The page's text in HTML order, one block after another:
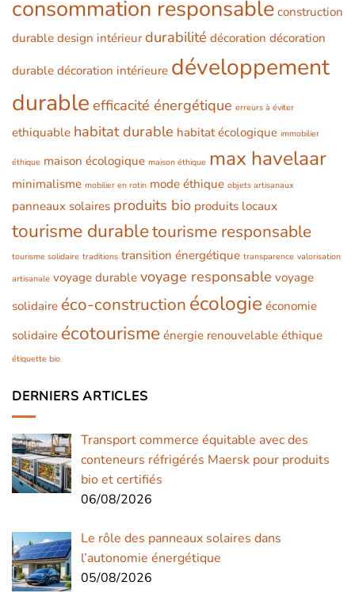
consommation responsable construction
durable design intérieur durabilité décoration décoration
durable décoration intérieure développement
durable efficacité énergétique erreurs à éviter
ethiquable habitat durable habitat écologique immobilier
éthique maison écologique maison éthique max havelaar
minimalisme mobilier en rotin mode éthique objets artisanaux
panneaux solaires produits bio produits locaux
tourisme durabletourisme responsable
tourisme solidaire traditions transition énergétique transparence valorisation
artisanale voyage durable voyage responsable voyage
solidaire éco-construction écologie économie
solidaire écotourisme énergie renouvelable éthique
étiquette bio
DERNIERS ARTICLES
Transport commerce équitable avec des
conteneurs réfrigérés Maersk pour produits
bio et certifiés
06/08/2026
Le rôle des panneaux solaires dans
l’autonomie énergétique
05/08/2026